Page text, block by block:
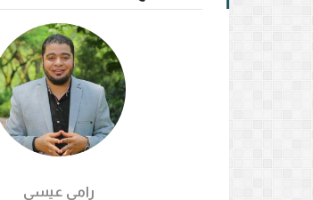
رامي عيسي